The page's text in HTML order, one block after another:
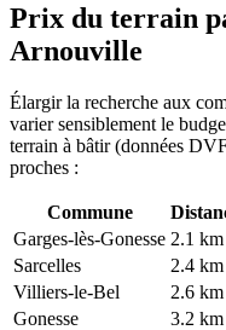
Prix du terrain
Arnouville
Élargir la recherche aux
varier sensiblement le
terrain à bâtir (données
proches :
Commune
Garges-lès-Gonesse 2.1 km
Sarcelles
2.4 km
Villiers-le-Bel
2.6 km
Gonesse
3.2 km